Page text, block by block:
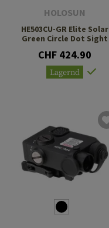
HOLOSUN
HE503CU-GR Elite Solar
Green Circle Dot Sight
CHF 424.90
Lagernd